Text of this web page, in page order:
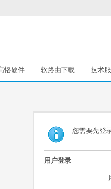
恪硬件 软路由下载 技术
您需要先登
用户登录